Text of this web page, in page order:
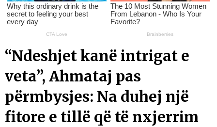
“Ndeshjet kanë intrigat e
veta”, Ahmataj pas
përmbysjes: Na duhej një
fitore e tillë që të nxjerrim